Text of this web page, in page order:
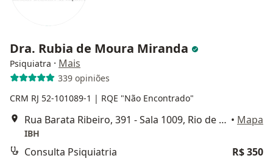
Dra. Rubia de Moura Miranda
Psiquiatra · Mais
339 opiniões
CRM RJ 52-101089-1 | RQE "Não Encontrado"
Rua Barata Ribeiro, 391 - Sala 1009, Rio de Janeiro • Mapa
IBH
Consulta Psiquiatria
R$ 350